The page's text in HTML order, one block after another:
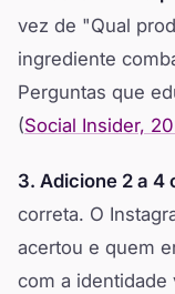
vez de "Qual
ingrediente
Perguntas que
(Social Insider,
3. Adicione 2 a 4
correta. O
acertou e quem
com a identidade